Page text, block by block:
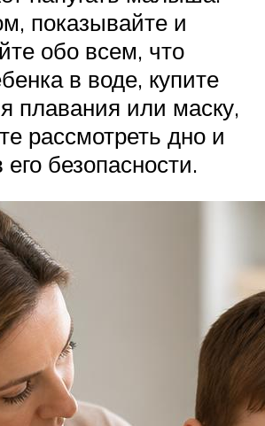
показывайте и
обо всем, что
в воде, купите
плавания или маску,
рассмотреть дно и
безопасности.